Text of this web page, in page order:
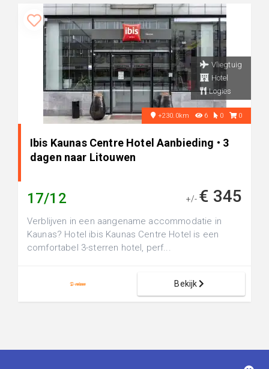
Vliegtuig
Hotel
Logies
+230.0km 6 0 0
Ibis Kaunas Centre Hotel Aanbieding • 3
dagen naar Litouwen
17/12 +/- € 345
Verblijven in een aangename accommodatie in
Kaunas? Hotel ibis Kaunas Centre Hotel is een
comfortabel 3-sterren hotel, perf...
Bekijk